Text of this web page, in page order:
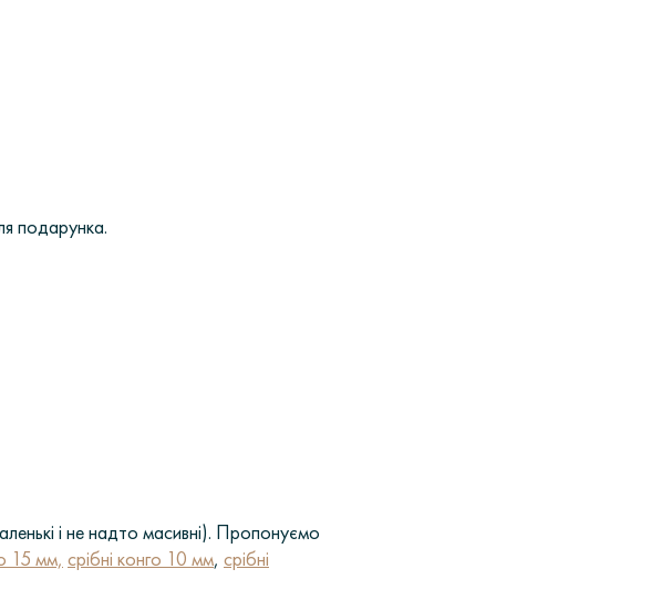
подарунка.
і не надто масивні). Пропонуємо
15 мм, срібні конго 10 мм, срібні